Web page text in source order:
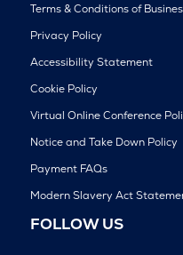
Terms & Conditions of
Privacy Policy
Accessibility Statement
Cookie Policy
Virtual Online Conference
Notice and Take Down Policy
Payment FAQs
Modern Slavery Act
FOLLOW US